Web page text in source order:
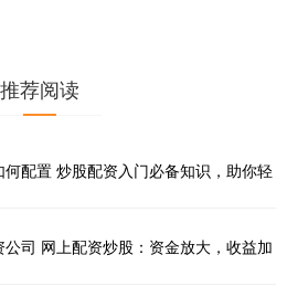
推荐阅读
配置 炒股配资入门必备知识，助你轻
司 网上配资炒股：资金放大，收益加